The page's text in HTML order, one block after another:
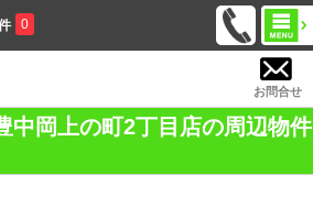
0
お問合せ
中岡上の町2丁目店の周辺物件